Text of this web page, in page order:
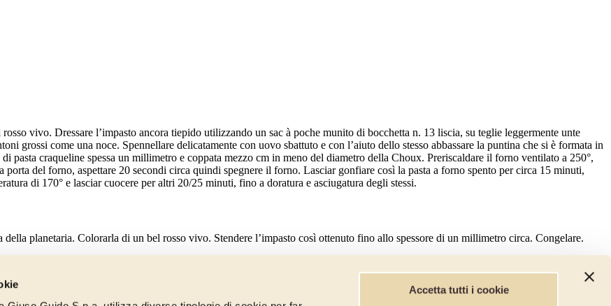
Accetta tutti i cookie
vivo. Dressare l’impasto ancora tiepido utilizzando un sac à poche munito di bocchetta n. 13 liscia, su teglie leggermente unte
grossi come una noce. Spennellare delicatamente con uovo sbattuto e con l’aiuto dello stesso abbassare la puntina che si è formata in
pasta craqueline spessa un millimetro e coppata mezzo cm in meno del diametro della Choux. Preriscaldare il forno ventilato a 250°,
del forno, aspettare 20 secondi circa quindi spegnere il forno. Lasciar gonfiare così la pasta a forno spento per circa 15 minuti,
di 170° e lasciar cuocere per altri 20/25 minuti, fino a doratura e asciugatura degli stessi.
planetaria. Colorarla di un bel rosso vivo. Stendere l’impasto così ottenuto fino allo spessore di un millimetro circa. Congelare.